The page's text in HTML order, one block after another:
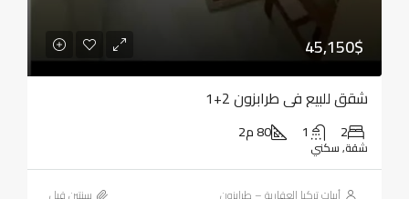
45,150$
شقق للبيع في طرابزون 2+1
2
1 80 م2
شقة, سكني